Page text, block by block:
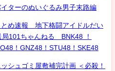
ターのぬいぐるみ男子末路編
め速報 地下格闘アイドルだい
101ちゃんねる BNK48 ！
！GNZ48！STU48！SKE48
シュゴミ屋敷補完計画 ＜必殺！